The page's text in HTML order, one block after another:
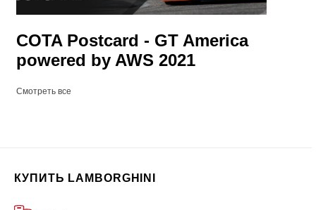
COTA Postcard - GT America
powered by AWS 2021
Смотреть все
КУПИТЬ LAMBORGHINI